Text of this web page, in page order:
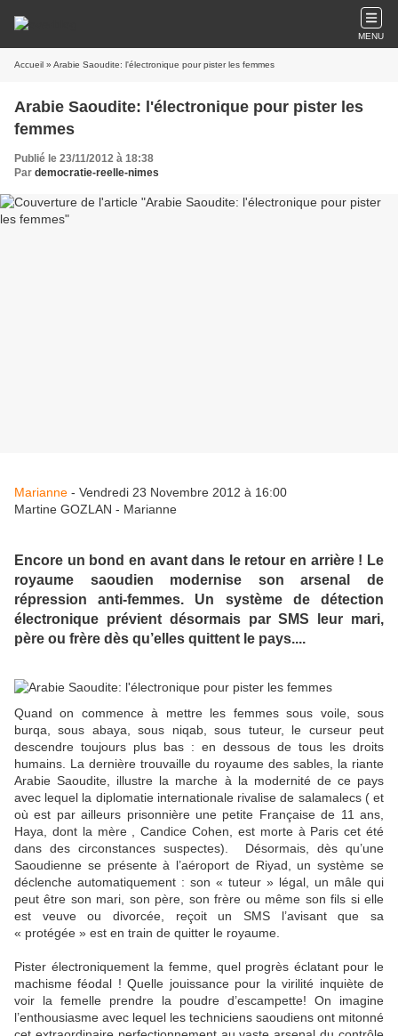
MENU
Accueil » Arabie Saoudite: l'électronique pour pister les femmes
Arabie Saoudite: l'électronique pour pister les
femmes
Publié le 23/11/2012 à 18:38
Par democratie-reelle-nimes
Marianne - Vendredi 23 Novembre 2012 à 16:00
Martine GOZLAN - Marianne
Encore un bond en avant dans le retour en arrière ! Le
royaume saoudien modernise son arsenal de
répression anti-femmes. Un système de détection
électronique prévient désormais par SMS leur mari,
père ou frère dès qu’elles quittent le pays....
Quand on commence à mettre les femmes sous voile, sous
burqa, sous abaya, sous niqab, sous tuteur, le curseur peut
descendre toujours plus bas : en dessous de tous les droits
humains. La dernière trouvaille du royaume des sables, la riante
Arabie Saoudite, illustre la marche à la modernité de ce pays
avec lequel la diplomatie internationale rivalise de salamalecs ( et
où est par ailleurs prisonnière une petite Française de 11 ans,
Haya, dont la mère , Candice Cohen, est morte à Paris cet été
dans des circonstances suspectes). Désormais, dès qu’une
Saoudienne se présente à l’aéroport de Riyad, un système se
déclenche automatiquement : son « tuteur » légal, un mâle qui
peut être son mari, son père, son frère ou même son fils si elle
est veuve ou divorcée, reçoit un SMS l’avisant que sa
« protégée » est en train de quitter le royaume.
Pister électroniquement la femme, quel progrès éclatant pour le
machisme féodal ! Quelle jouissance pour la virilité inquiète de
voir la femelle prendre la poudre d’escampette! On imagine
l’enthousiasme avec lequel les techniciens saoudiens ont mitonné